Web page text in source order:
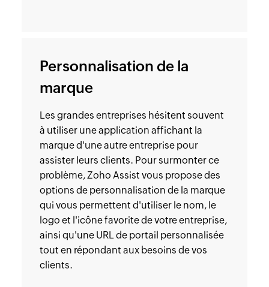
Personnalisation de la
marque
Les grandes entreprises hésitent souvent
à utiliser une application affichant la
marque d'une autre entreprise pour
assister leurs clients. Pour surmonter ce
problème, Zoho Assist vous propose des
options de personnalisation de la marque
qui vous permettent d'utiliser le nom, le
logo et l'icône favorite de votre entreprise,
ainsi qu'une URL de portail personnalisée
tout en répondant aux besoins de vos
clients.